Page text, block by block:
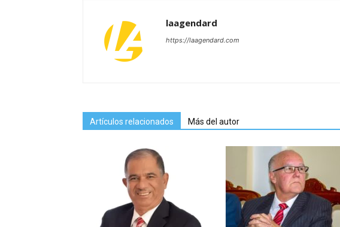
laagendard
https://laagendard.com
Artículos relacionados Más del autor